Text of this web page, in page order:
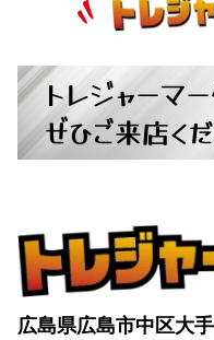
トレジャーマ
ぜひご来店く
広島県広島市中区大